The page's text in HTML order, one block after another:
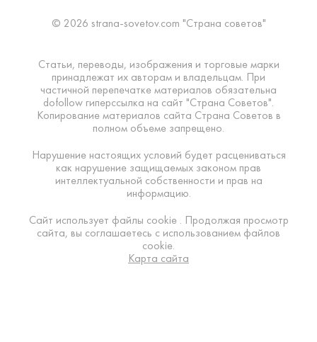
© 2026 strana-sovetov.com "Страна советов"
Статьи, переводы, изображения и торговые марки
принадлежат их авторам и владельцам. При
частичной перепечатке материалов обязательна
dofollow гиперссылка на сайт "Страна Советов".
Копирование материалов сайта Страна Советов в
полном объеме запрещено.
Нарушение настоящих условий будет расцениваться
как нарушение защищаемых законом прав
интеллектуальной собственности и прав на
информацию.
Сайт использует файлы cookie . Продолжая просмотр
сайта, вы соглашаетесь с использованием файлов
cookie.
Карта сайта